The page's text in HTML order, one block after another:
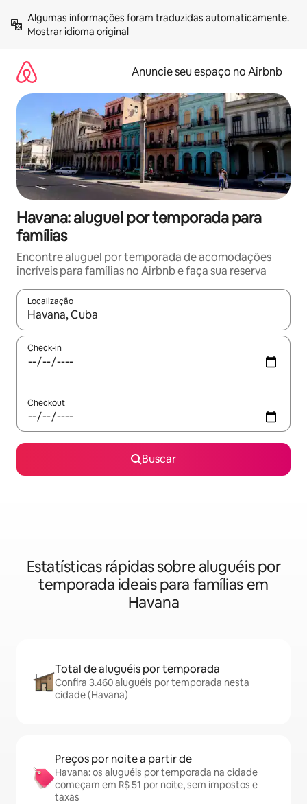
para
Mostrar idioma original
Anuncie seu espaço no Airbnb
Havana: aluguel por temporada para
famílias
Encontre aluguel por temporada de acomodações
incríveis para famílias no Airbnb e faça sua reserva
Localização
Quando os resultados estiverem disponíveis, explore-os
Check-in
Checkout
Buscar
Estatísticas rápidas sobre aluguéis por
temporada ideais para famílias em
Havana
Total de aluguéis por temporada
Confira 3.460 aluguéis por temporada nesta
cidade (Havana)
Preços por noite a partir de
Havana: os aluguéis por temporada na cidade
começam em R$ 51 por noite, sem impostos e
taxas